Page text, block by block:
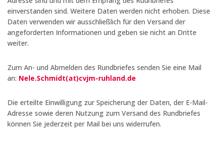
einverstanden sind. Weitere Daten werden nicht erhoben. Diese
Daten verwenden wir ausschließlich für den Versand der
angeforderten Informationen und geben sie nicht an Dritte
weiter.
Zum An- und Abmelden des Rundbriefes senden Sie eine Mail
an: Nele.Schmidt(at)cvjm-ruhland.de
Die erteilte Einwilligung zur Speicherung der Daten, der E-Mail-
Adresse sowie deren Nutzung zum Versand des Rundbriefes
können Sie jederzeit per Mail bei uns widerrufen.